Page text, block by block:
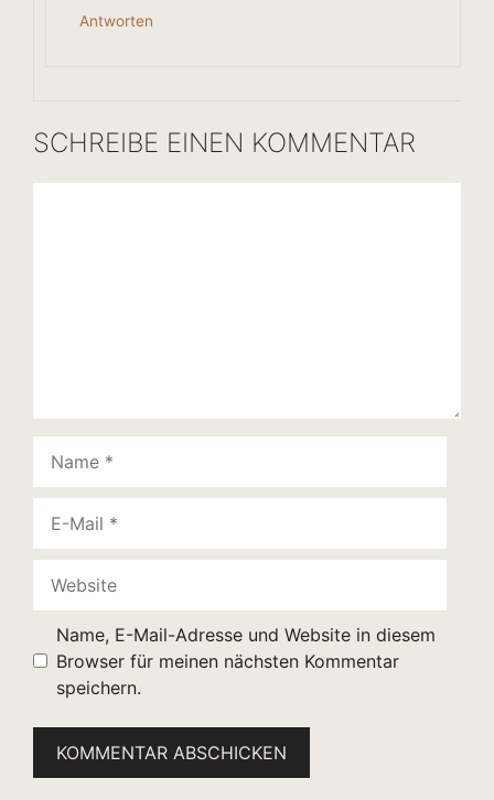
Antworten
SCHREIBE EINEN KOMMENTAR
Mail
Name, E-Mail-Adresse und Website in diesem
Browser für meinen nächsten Kommentar
speichern.